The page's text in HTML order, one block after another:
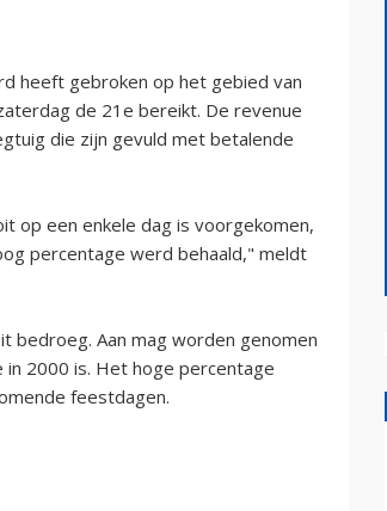
heeft gebroken op het gebied van
de 21e bereikt. De revenue
die zijn gevuld met betalende
op een enkele dag is voorgekomen,
percentage werd behaald," meldt
bedroeg. Aan mag worden genomen
2000 is. Het hoge percentage
feestdagen.